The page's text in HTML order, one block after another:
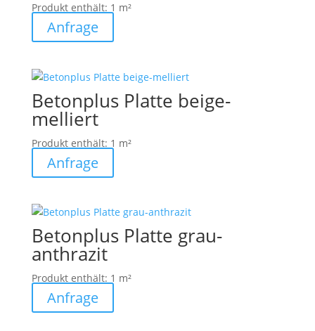
Produkt enthält: 1 m²
Anfrage
Betonplus Platte beige-
melliert
Produkt enthält: 1 m²
Anfrage
Betonplus Platte grau-
anthrazit
Produkt enthält: 1 m²
Anfrage